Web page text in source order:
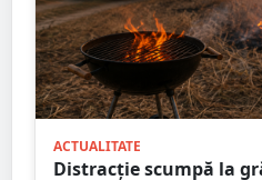
ACTUALITATE
Distracție scumpă la